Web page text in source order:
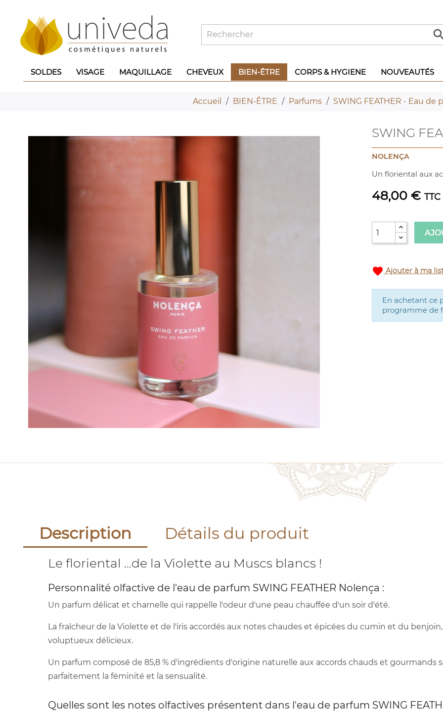
SOLDES VISAGE MAQUILLAGE CHEVEUX BIEN-ÊTRE CORPS & HYGIENE NOUVEAUTÉS
Accueil BIEN-ÊTRE Parfums SWING FEATHER - Eau de
SWING
NOLENÇA
Un floriental aux
48,00 € TTC
favorite Ajouter à ma
En achetant ce
programme de
Description Détails du produit
Le floriental ...de la Violette au Muscs blancs !
Personnalité olfactive de l'eau de parfum SWING FEATHER Nolença :
Un parfum délicat et charnelle qui rappelle l'odeur d'une peau chauffée d'un soir d'été.
La fraîcheur de la Violette et de l'iris accordés aux notes chaudes et épicées du cumin et du
voluptueux délicieux.
Un parfum composé de 85,8 % d'ingrédients d'origine naturelle aux accords chauds et gourmands
parfaitement la féminité et la sensualité.
Quelles sont les notes olfactives présentent dans l'eau de parfum SWING